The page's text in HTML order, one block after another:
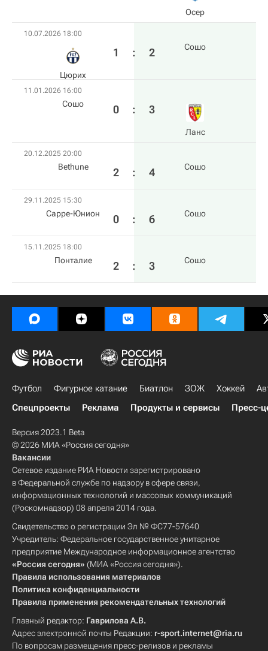
Осер
10.07.2026 18:00
Цюрих
1 : 2 Сошо
11.01.2026 16:00
Сошо 0 : 3
Ланс
20.12.2025 20:00
Bethune 2 : 4 Сошо
29.11.2025 15:30
Сарре-Юнион 0 : 6 Сошо
15.11.2025 18:00
Понталие 2 : 3 Сошо
Футбол Фигурное катание Биатлон ЗОЖ Хоккей
Спецпроекты
Реклама Продукты и сервисы Пресс-
Версия 2023.1 Beta
© 2026 МИА «Россия сегодня»
Вакансии
Сетевое издание РИА Новости зарегистрировано
в Федеральной службе по надзору в сфере связи,
информационных технологий и массовых коммуникаций
(Роскомнадзор) 08 апреля 2014 года.
Свидетельство о регистрации Эл № ФС77-57640
Учредитель: Федеральное государственное унитарное
предприятие Международное информационное агентство
«Россия сегодня» (МИА «Россия сегодня»).
Правила использования материалов
Политика конфиденциальности
Правила применения рекомендательных технологий
Главный редактор: Гаврилова А.В.
Адрес электронной почты Редакции: r-sport.internet@ria.ru
По вопросам размещения пресс-релизов и рекламы